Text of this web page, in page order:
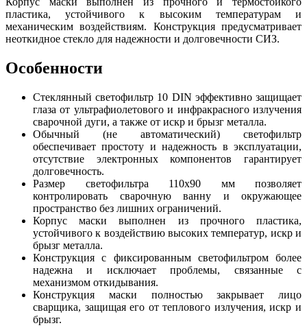
пластика, устойчивого к высоким температурам и
механическим воздействиям. Конструкция предусматривает
неоткидное стекло для надежности и долговечности СИЗ.
Особенности
Стеклянный светофильтр 10 DIN эффективно защищает
глаза от ультрафиолетового и инфракрасного излучения
сварочной дуги, а также от искр и брызг металла.
Обычный (не автоматический) светофильтр
обеспечивает простоту и надежность в эксплуатации,
отсутствие электронных компонентов гарантирует
долговечность.
Размер светофильтра 110х90 мм позволяет
контролировать сварочную ванну и окружающее
пространство без лишних ограничений.
Корпус маски выполнен из прочного пластика,
устойчивого к воздействию высоких температур, искр и
брызг металла.
Конструкция с фиксированным светофильтром более
надежна и исключает проблемы, связанные с
механизмом откидывания.
Конструкция маски полностью закрывает лицо
сварщика, защищая его от теплового излучения, искр и
брызг.